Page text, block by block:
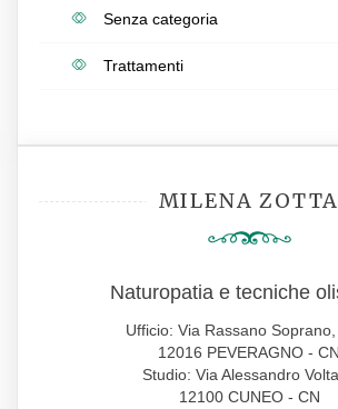
Senza categoria
Trattamenti
MILENA ZOTTA
Naturopatia e tecniche
Ufficio: Via Rassano
12016 PEVERAGNO - CN
Studio: Via Alessandro
12100 CUNEO - CN